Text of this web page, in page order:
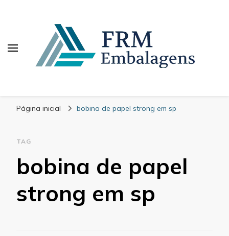
Página inicial bobina de papel strong em sp
TAG
bobina de papel
strong em sp